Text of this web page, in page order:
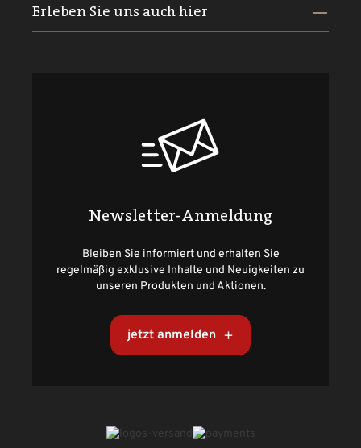
Erleben Sie uns auch hier
Newsletter-Anmeldung
Bleiben Sie informiert und erhalten Sie
regelmäßig exklusive Inhalte und Neuigkeiten zu
unseren Produkten und Aktionen.
jetzt anmelden